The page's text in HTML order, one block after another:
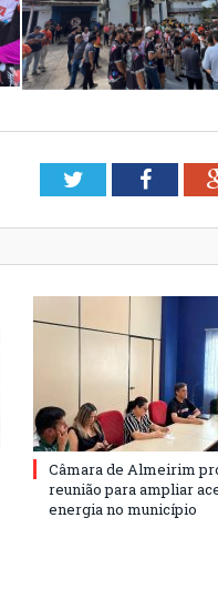
Twitter
Câmara de Almeirim
reunião para ampliar
energia no município